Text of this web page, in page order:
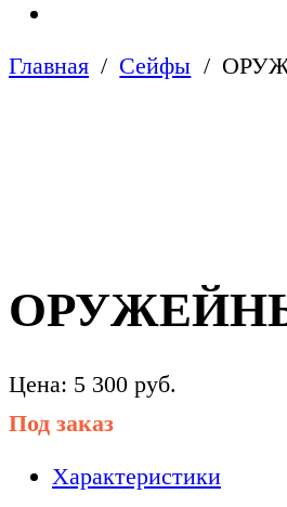
Главная Сейфы
Цена: 5 300 руб.
Под заказ
Характеристики